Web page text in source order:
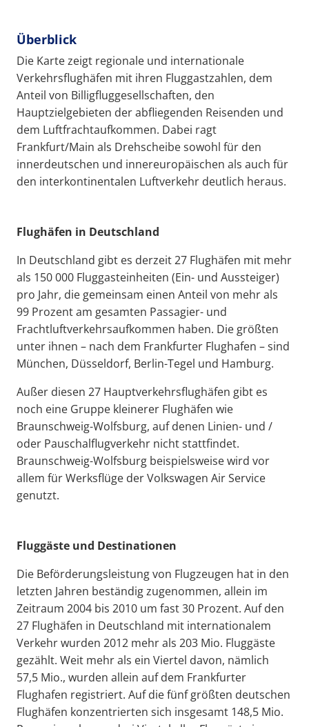
Überblick
Die Karte zeigt regionale und internationale
Verkehrsflughäfen mit ihren Fluggastzahlen, dem
Anteil von Billigfluggesellschaften, den
Hauptzielgebieten der abfliegenden Reisenden und
dem Luftfrachtaufkommen. Dabei ragt
Frankfurt/Main als Drehscheibe sowohl für den
innerdeutschen und innereuropäischen als auch für
den interkontinentalen Luftverkehr deutlich heraus.
Flughäfen in Deutschland
In Deutschland gibt es derzeit 27 Flughäfen mit mehr
als 150 000 Fluggasteinheiten (Ein- und Aussteiger)
pro Jahr, die gemeinsam einen Anteil von mehr als
99 Prozent am gesamten Passagier- und
Frachtluftverkehrsaufkommen haben. Die größten
unter ihnen – nach dem Frankfurter Flughafen – sind
München, Düsseldorf, Berlin-Tegel und Hamburg.
Außer diesen 27 Hauptverkehrsflughäfen gibt es
noch eine Gruppe kleinerer Flughäfen wie
Braunschweig-Wolfsburg, auf denen Linien- und /
oder Pauschalflugverkehr nicht stattfindet.
Braunschweig-Wolfsburg beispielsweise wird vor
allem für Werksflüge der Volkswagen Air Service
genutzt.
Fluggäste und Destinationen
Die Beförderungsleistung von Flugzeugen hat in den
letzten Jahren beständig zugenommen, allein im
Zeitraum 2004 bis 2010 um fast 30 Prozent. Auf den
27 Flughäfen in Deutschland mit internationalem
Verkehr wurden 2012 mehr als 203 Mio. Fluggäste
gezählt. Weit mehr als ein Viertel davon, nämlich
57,5 Mio., wurden allein auf dem Frankfurter
Flughafen registriert. Auf die fünf größten deutschen
Flughäfen konzentrierten sich insgesamt 148,5 Mio.